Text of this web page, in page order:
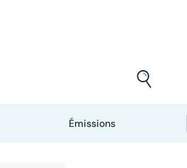
Émissions